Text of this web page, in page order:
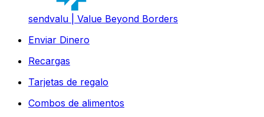
sendvalu | Value Beyond Borders
Enviar Dinero
Recargas
Tarjetas de regalo
Combos de alimentos